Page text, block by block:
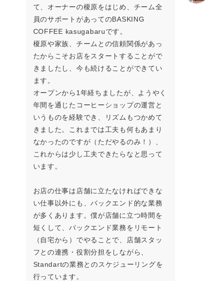
て、オーナーの榎原をはじめ、チーム全
員のサポートがあってのBASKING
COFFEE kasugabaruです。
榎原や家族、チームとの信頼関係があっ
たからこそお店をスタートすることがで
きましたし、今も続けることができてい
ます。
オープンから1年経ちましたが、ようやく
年間を通じたコーヒーショップの運営と
いうものを経験でき、リズムもつかめて
きました。これまでは工夫も何もあまり
なかったのですが（ただやるのみ！）、
これからは少し工夫できたらなと思って
います。
お店の仕事は店舗に立たなければできな
い仕事以外にも、バックエンド的な業務
が多くあります。僕が店舗に立つ時間を
短くして、バックエンド業務をリモート
（自宅から）でやることで、店舗スタッ
フとの連携・役割分担をしながら、
Standartの業務とのスケジューリングを
行っています。